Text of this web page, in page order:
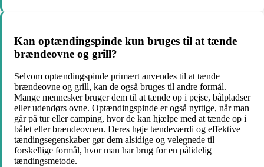
Kan optændingspinde kun bruges til at tænde
brændeovne og grill?
Selvom optændingspinde primært anvendes til at tænde
brændeovne og grill, kan de også bruges til andre formål.
Mange mennesker bruger dem til at tænde op i pejse, bålpladser
eller udendørs ovne. Optændingspinde er også nyttige, når man
går på tur eller camping, hvor de kan hjælpe med at tænde op i
bålet eller brændeovnen. Deres høje tændeværdi og effektive
tændingsegenskaber gør dem alsidige og velegnede til
forskellige formål, hvor man har brug for en pålidelig
tændingsmetode.